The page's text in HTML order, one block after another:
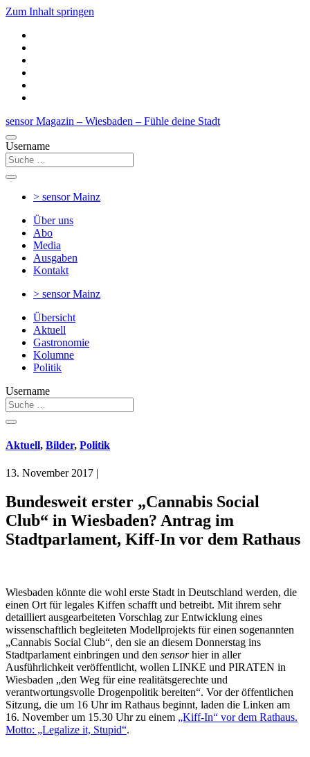
Zum Inhalt springen
sensor Magazin – Wiesbaden – Fühle deine Stadt
Username
> sensorMainz
Über uns
Abo
Media
Ausgaben
Kontakt
> sensorMainz
Übersicht
Aktuell
Gastronomie
Kolumne
Politik
Username
Aktuell, Bilder, Politik
13. November 2017 |
Bundesweit erster „Cannabis Social
Club“ in Wiesbaden? Antrag im
Stadtparlament, Kiff-In vor dem Rathaus
Wiesbaden könnte die wohl erste Stadt in Deutschland werden, die
einen Ort für legales Kiffen schafft und betreibt. Mit ihrem sehr
detailliert ausgearbeiteten Vorschlag zur Entwicklung eines
wissenschaftlich begleiteten Modellprojekts für einen sogenannten
„Cannabis Social Club“, den sie an diesem Donnerstag ins
Stadtparlament einbringen und den sensorhier in aller
Ausführlichkeit veröffentlicht, wollen LINKE und PIRATEN in
Wiesbaden „den Weg für eine realitätsgerechte und
verantwortungsvolle Drogenpolitik bereiten“. Vor der öffentlichen
Sitzung, die um 16 Uhr im Rathaus beginnt, laden die Linken am
16. November um 15.30 Uhr zu einem „Kiff-In“ vor dem Rathaus.
Motto: „Legalize it, Stupid“.